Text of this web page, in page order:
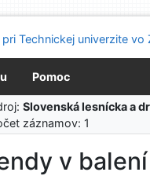
Pomoc
Slovenská lesnícka a
záznamov: 1
v